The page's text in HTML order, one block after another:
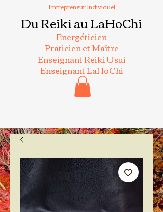
Entrepreneur Individuel
Du Reiki au LaHoChi
Energéticien
Praticien et Maître
Enseignant Reiki Usui
Enseignant LaHoChi